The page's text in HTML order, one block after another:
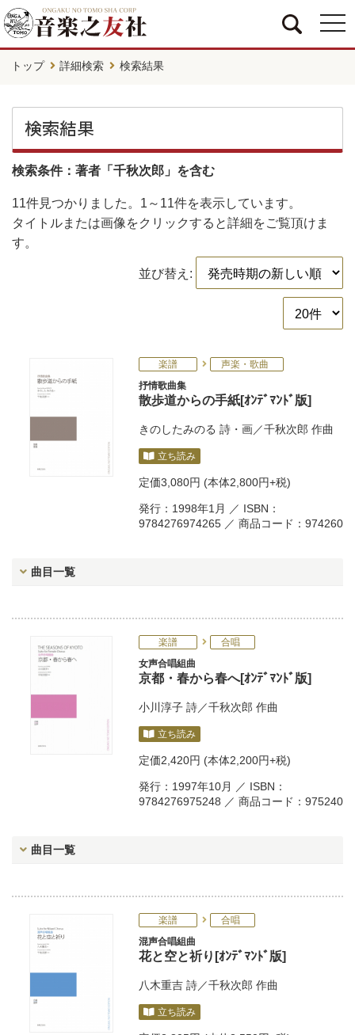
トップ 詳細検索 検索結果
検索結果
検索条件：著者「千秋次郎」を含む
11件見つかりました。 1～11件を表示しています。
タイトルまたは画像をクリックすると詳細をご覧頂けま
す。
並び替え:
楽譜
声楽・歌曲
抒情歌曲集
散歩道からの手紙[ｵﾝﾃﾞﾏﾝﾄﾞ版]
きのしたみのる 詩・画／千秋次郎 作曲
立ち読み
定価3,080円 (本体2,800円+税)
発行：1998年1月 ／ ISBN：
9784276974265 ／ 商品コード：974260
曲目一覧
楽譜
合唱
女声合唱組曲
京都・春から春へ[ｵﾝﾃﾞﾏﾝﾄﾞ版]
小川淳子 詩／千秋次郎 作曲
立ち読み
定価2,420円 (本体2,200円+税)
発行：1997年10月 ／ ISBN：
9784276975248 ／ 商品コード：975240
曲目一覧
楽譜
合唱
混声合唱組曲
花と空と祈り[ｵﾝﾃﾞﾏﾝﾄﾞ版]
八木重吉 詩／千秋次郎 作曲
立ち読み